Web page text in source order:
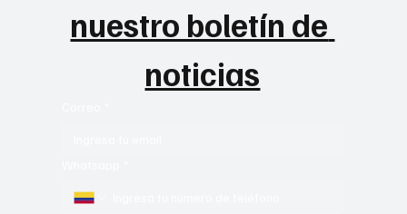
nuestro boletín de
noticias